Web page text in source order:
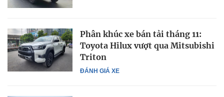
ĐÁNH GIÁ XE
Phân khúc xe bán tải tháng 11:
Toyota Hilux vượt qua Mitsubishi
Triton